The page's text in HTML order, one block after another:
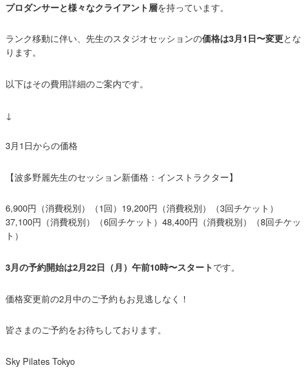
プロダンサーと様々なクライアント層を持っています。
ランク移動に伴い、先生のスタジオセッションの価格は3月1日〜変更とな
ります。
以下はその費用詳細のご案内です。
↓
3月1日からの価格
【波多野麗先生のセッション新価格：インストラクター】
6,900円（消費税別）（1回）19,200円（消費税別）（3回チケット）
37,100円（消費税別）（6回チケット）48,400円（消費税別）（8回チケッ
ト）
3月の予約開始は2月22日（月）午前10時〜スタートです。
価格変更前の2月中のご予約もお見逃しなく！
皆さまのご予約をお待ちしております。
Sky Pilates Tokyo